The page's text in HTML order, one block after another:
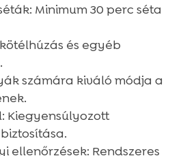
Minimum 30 perc séta
és egyéb
számára kiváló módja a
Kiegyensúlyozott
ellenőrzések: Rendszeres